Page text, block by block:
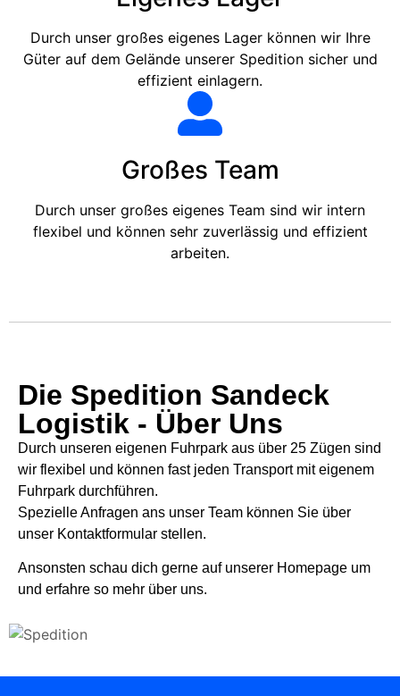
Durch unser großes eigenes Lager können wir Ihre
Güter auf dem Gelände unserer Spedition sicher und
effizient einlagern.
Großes Team
Durch unser großes eigenes Team sind wir intern
flexibel und können sehr zuverlässig und effizient
arbeiten.
Die Spedition Sandeck
Logistik - Über Uns
Durch unseren eigenen Fuhrpark aus über 25 Zügen sind
wir flexibel und können fast jeden Transport mit eigenem
Fuhrpark durchführen.
Spezielle Anfragen ans unser Team können Sie über
unser Kontaktformular stellen.
Ansonsten schau dich gerne auf unserer Homepage um
und erfahre so mehr über uns.